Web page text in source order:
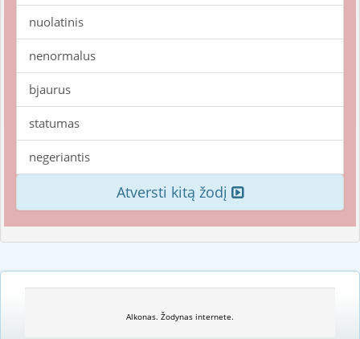
nuolatinis
nenormalus
bjaurus
statumas
negeriantis
Atversti kitą žodį
Alkonas. Žodynas internete.